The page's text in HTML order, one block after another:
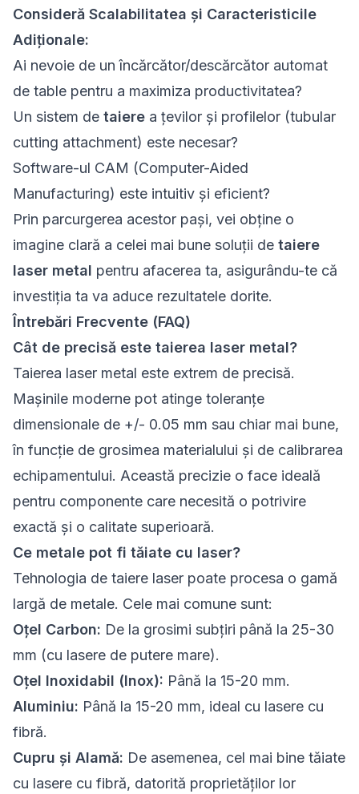
Consideră Scalabilitatea și Caracteristicile
Adiționale:
Ai nevoie de un încărcător/descărcător automat
de table pentru a maximiza productivitatea?
Un sistem de taiere a țevilor și profilelor (tubular
cutting attachment) este necesar?
Software-ul CAM (Computer-Aided
Manufacturing) este intuitiv și eficient?
Prin parcurgerea acestor pași, vei obține o
imagine clară a celei mai bune soluții de taiere
laser metal pentru afacerea ta, asigurându-te că
investiția ta va aduce rezultatele dorite.
Întrebări Frecvente (FAQ)
Cât de precisă este taierea laser metal?
Taierea laser metal este extrem de precisă.
Mașinile moderne pot atinge toleranțe
dimensionale de +/- 0.05 mm sau chiar mai bune,
în funcție de grosimea materialului și de calibrarea
echipamentului. Această precizie o face ideală
pentru componente care necesită o potrivire
exactă și o calitate superioară.
Ce metale pot fi tăiate cu laser?
Tehnologia de taiere laser poate procesa o gamă
largă de metale. Cele mai comune sunt:
Oțel Carbon: De la grosimi subțiri până la 25-30
mm (cu lasere de putere mare).
Oțel Inoxidabil (Inox): Până la 15-20 mm.
Aluminiu: Până la 15-20 mm, ideal cu lasere cu
fibră.
Cupru și Alamă: De asemenea, cel mai bine tăiate
cu lasere cu fibră, datorită proprietăților lor